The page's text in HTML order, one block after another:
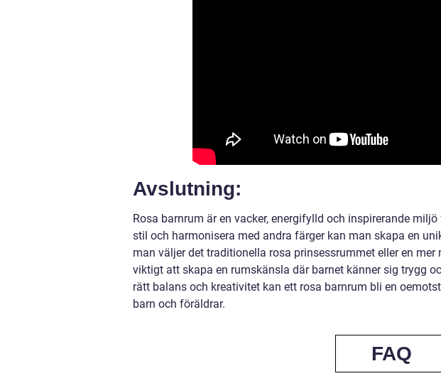
Avslutning:
Rosa barnrum är en vacker, energifylld och inspirerande
stil och harmonisera med andra färger kan man skapa en
man väljer det traditionella rosa prinsessrummet eller en
viktigt att skapa en rumskänsla där barnet känner sig trygg
rätt balans och kreativitet kan ett rosa barnrum bli en
barn och föräldrar.
FAQ